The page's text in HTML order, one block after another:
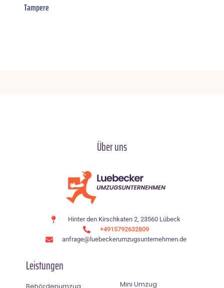
Tampere
Über uns
Hinter den Kirschkaten 2, 23560 Lübeck
+4915792632809
anfrage@luebeckerumzugsunternehmen.de
Leistungen
Mini Umzug